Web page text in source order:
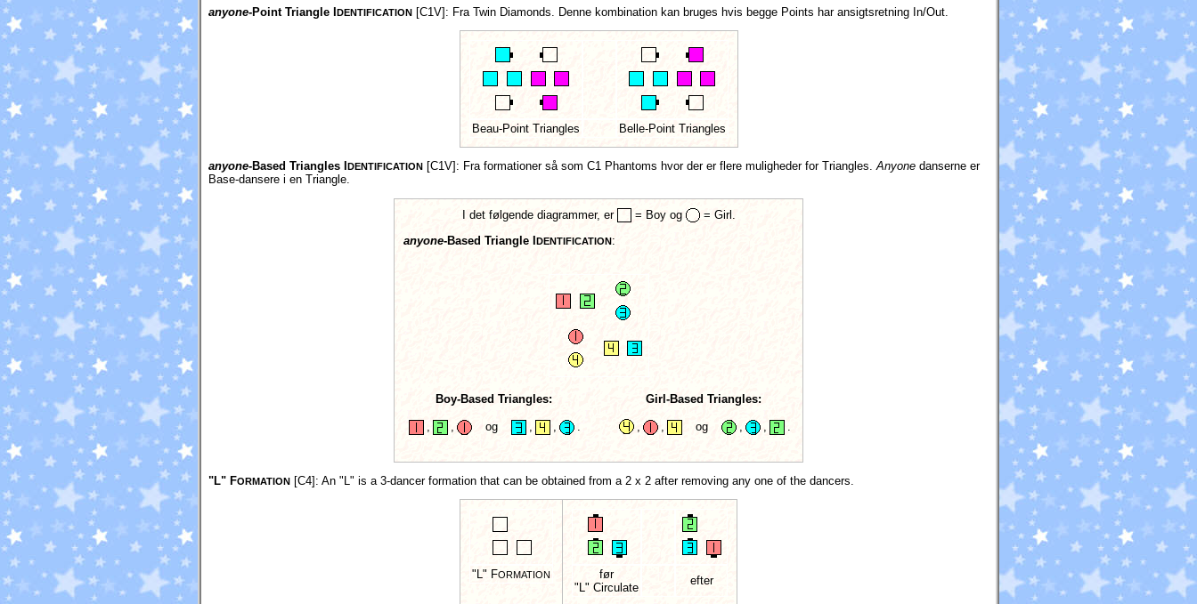
anyone-Point Triangle IDENTIFICATION [C1V]: Fra Twin Diamonds. Denne kombination kan bruges hvis begge Points har ansigtsretning In/Out.
Beau-Point Triangles Belle-Point Triangles
anyone-Based Triangles I DENTIFICATION [C1V]: Fra formationer så som C1 Phantoms hvor der er flere muligheder for Triangles.Anyone danserne er
Base-dansere i en Triangle.
I det følgende diagrammer, er = Boy og
= Girl.
anyone-Based Triangle I DENTIFICATION :
Boy-Based Triangles:
, , og , , .
Girl-Based Triangles:
, , og , , .
"L" FORMATION [C4] : An "L" is a 3-dancer formation that can be obtained from a 2 x 2 after removing any one of the dancers.
"L" FORMATION
før
"L" Circulate
efter